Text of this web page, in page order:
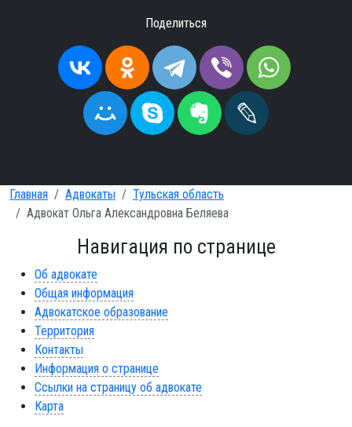
Поделиться
Главная Адвокаты
Тульская область
Адвокат Ольга Александровна Беляева
Навигация по странице
Об адвокате
Общая информация
Адвокатское образование
Территория
Контакты
Информация о странице
Ссылки на страницу об адвокате
Карта